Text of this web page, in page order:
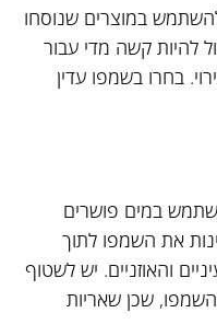
במוצרים שנוסחו
להיות קשה מדי עבור
בחרו בשמפו עדין
במים פושרים
את השמפו לתוך
והאוזניים. יש לשטוף
שכן שאריות